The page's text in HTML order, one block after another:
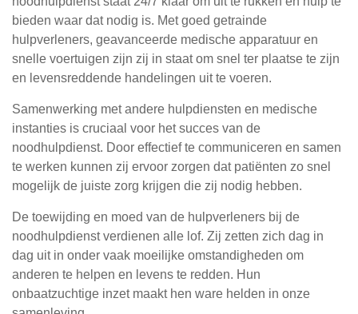
bieden waar dat nodig is. Met goed getrainde
hulpverleners, geavanceerde medische apparatuur en
snelle voertuigen zijn zij in staat om snel ter plaatse te zijn
en levensreddende handelingen uit te voeren.
Samenwerking met andere hulpdiensten en medische
instanties is cruciaal voor het succes van de
noodhulpdienst. Door effectief te communiceren en samen
te werken kunnen zij ervoor zorgen dat patiënten zo snel
mogelijk de juiste zorg krijgen die zij nodig hebben.
De toewijding en moed van de hulpverleners bij de
noodhulpdienst verdienen alle lof. Zij zetten zich dag in
dag uit in onder vaak moeilijke omstandigheden om
anderen te helpen en levens te redden. Hun
onbaatzuchtige inzet maakt hen ware helden in onze